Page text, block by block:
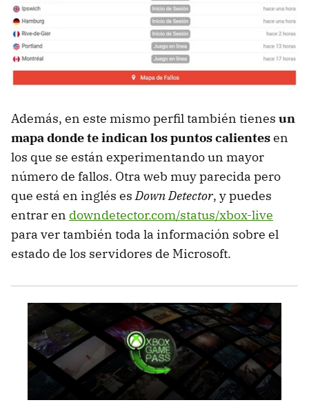
Además, en este mismo perfil también tienes un
mapa donde te indican los puntos calientesen
los que se están experimentando un mayor
número de fallos. Otra web muy parecida pero
que está en inglés esDown Detector, y puedes
entrar en downdetector.com/status/xbox-live
para ver también toda la información sobre el
estado de los servidores de Microsoft.